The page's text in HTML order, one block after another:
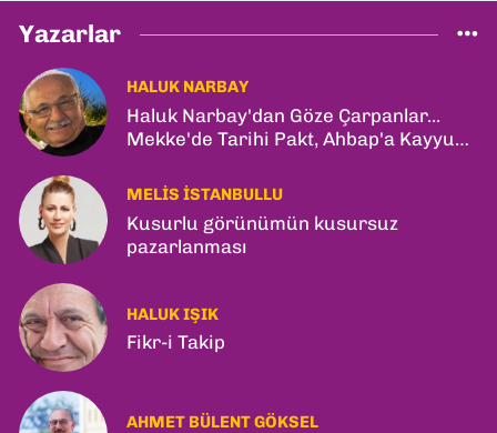
Yazarlar
HALUK NARBAY
Haluk Narbay'dan Göze Çarpanlar...
Mekke'de Tarihi Pakt, Ahbap'a Kayyum
MELIS İSTANBULLU
Kusurlu görünümün kusursuz
pazarlanması
HALUK IŞIK
Fikr-i Takip
AHMET BÜLENT GÖKSEL